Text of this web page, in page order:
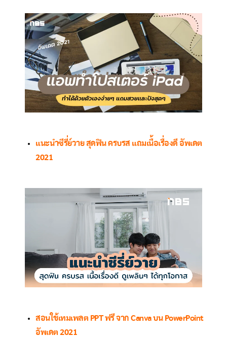
แนะนำซีรี่ย์วาย สุดฟิน ครบรส แถมเนื้อเรื่องดี อัพเดต
2021
สอนใช้เทมเพลต PPT ฟรี จาก Canva บน PowerPoint
อัพเดต 2021